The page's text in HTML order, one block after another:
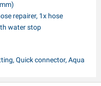
repairer, 1x hose
water stop
Quick connector, Aqua